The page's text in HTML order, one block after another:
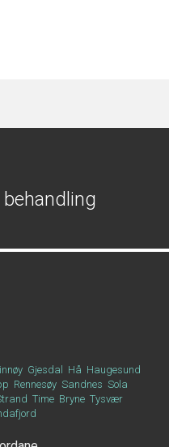
Gjesdal Hå Haugesund
Rennesøy Sandnes Sola
Time Bryne Tysvær